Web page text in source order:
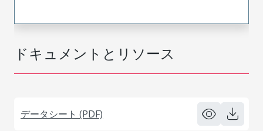
ドキュメントとリソース
データシート (PDF)